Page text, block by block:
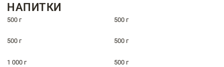
НАПИТКИ
500 г 500 г
500 г 500 г
1 000 г 500 г